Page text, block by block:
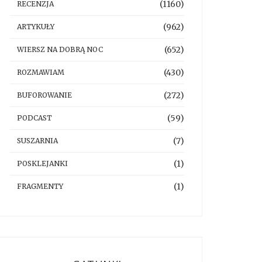
RECENZJA (1160)
ARTYKUŁY (962)
WIERSZ NA DOBRĄ NOC (652)
ROZMAWIAM (430)
BUFOROWANIE (272)
PODCAST (59)
SUSZARNIA (7)
POSKLEJANKI (1)
FRAGMENTY (1)